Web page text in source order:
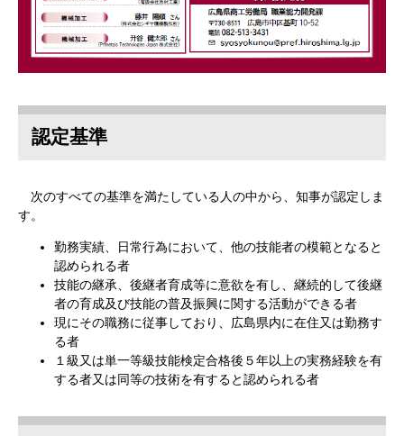
認定基準
次のすべての基準を満たしている人の中から、知事が認定しま
す。
勤務実績、日常行為において、他の技能者の模範となると
認められる者
技能の継承、後継者育成等に意欲を有し、継続的して後継
者の育成及び技能の普及振興に関する活動ができる者
現にその職務に従事しており、広島県内に在住又は勤務す
る者
１級又は単一等級技能検定合格後５年以上の実務経験を有
する者又は同等の技術を有すると認められる者